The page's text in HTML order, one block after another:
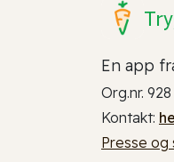
En app
Org.nr.
Kontakt:
Presse og